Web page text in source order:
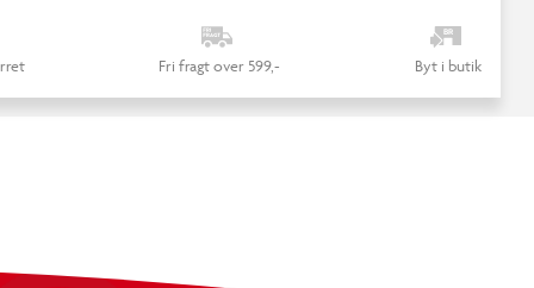
Fri fragt over 599,- Byt i butik